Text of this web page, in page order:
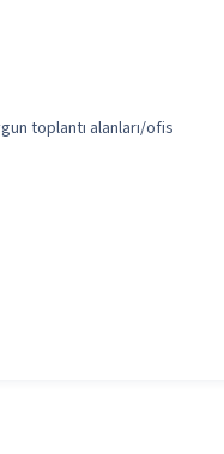
toplantı alanları/ofis